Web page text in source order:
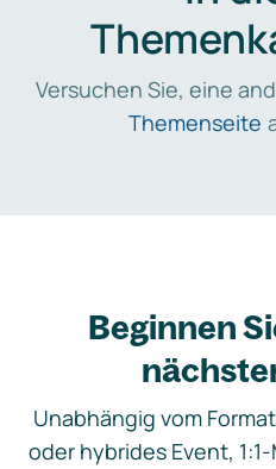
Versuchen Sie, eine
Themenseite
Beginnen
Unabhängig vom
oder hybrides Event,